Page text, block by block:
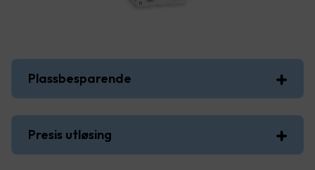
Plassbesparende
Presis utløsing